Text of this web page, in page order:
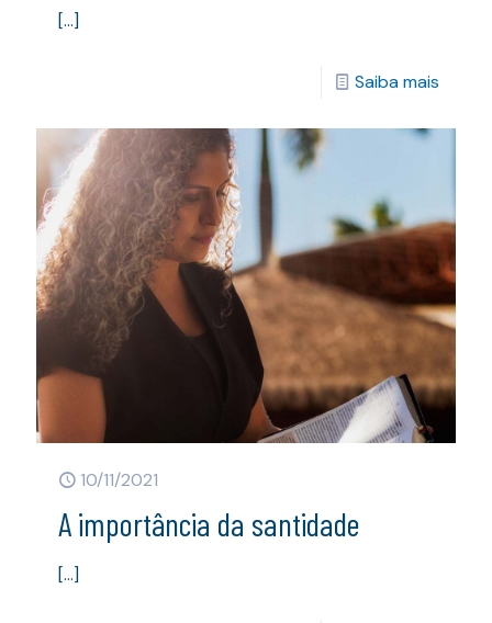
[…]
Saiba mais
10/11/2021
A importância da santidade
[…]